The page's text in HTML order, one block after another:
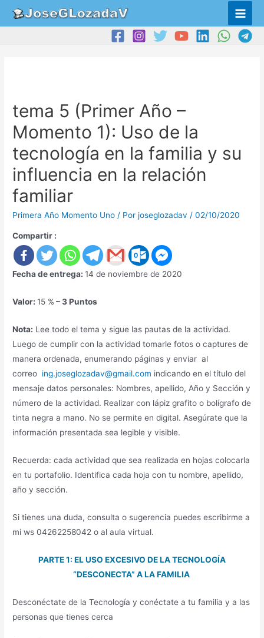
tema 5 (Primer Año –
Momento 1): Uso de la
tecnología en la familia y su
influencia en la relación
familiar
Primera Año Momento Uno / Porjoseglozadav /02/10/2020
Compartir :
Fecha de entrega:14 de noviembre de 2020
Valor:15 % – 3 Puntos
Nota: Lee todo el tema y sigue las pautas de la actividad.
Luego de cumplir con la actividad tomarle fotos o captures de
manera ordenada, enumerando páginas y enviar al
correo ing.joseglozadav@gmail.com indicando en el título del
mensaje datos personales: Nombres, apellido, Año y Sección y
número de la actividad. Realizar con lápiz grafito o bolígrafo de
tinta negra a mano. No se permite en digital. Asegúrate que la
información presentada sea legible y visible.
Recuerda: cada actividad que sea realizada en hojas colocarla
en tu portafolio. Identifica cada hoja con tu nombre, apellido,
año y sección.
Si tienes una duda, consulta o sugerencia puedes escribirme a
mi ws 04262258042 o al aula virtual.
PARTE 1: EL USO EXCESIVO DE LA TECNOLOGÍA
“DESCONECTA” A LA FAMILIA
Desconéctate de la Tecnología y conéctate a tu familia y a las
personas que tienes cerca